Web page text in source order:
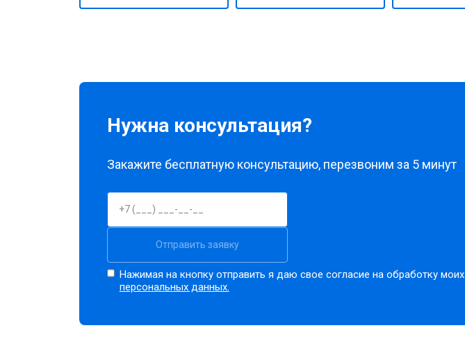
Нужна консультация?
Закажите бесплатную консультацию, перезвоним за 5 минут
Отправить заявку
Нажимая на кнопку отправить я даю свое согласие на обработку моих
персональных данных.